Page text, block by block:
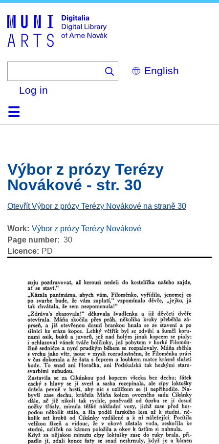
Select
your
Log in
HomeBrowse
Search
About
HelpContactDigitalia
Výbor z prózy Terézy
Novákové - str. 30
Otevřít Výbor z prózy Terézy Novákové na straně 30
Work Výbor z prózy Terézy Novákové
Page number
30
Licence
PD